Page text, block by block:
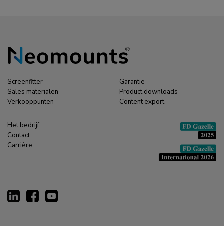
Screenfitter
Sales materialen
Verkooppunten
Garantie
Product downloads
Content export
Het bedrijf
Contact
Carrière